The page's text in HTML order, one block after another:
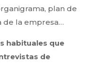
plan de
de la empresa…
habituales que
de